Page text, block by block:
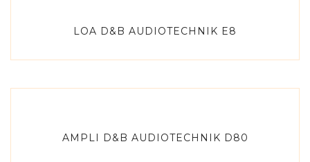
LOA D&B AUDIOTECHNIK E8
AMPLI D&B AUDIOTECHNIK D80